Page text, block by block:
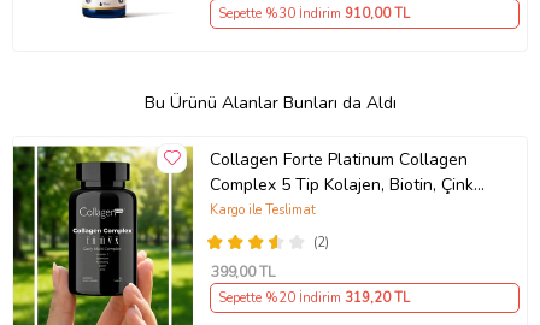
Sepette %30 İndirim 910,00 TL
Bu Ürünü Alanlar Bunları da Aldı
Collagen Forte Platinum Collagen
Complex 5 Tip Kolajen, Biotin, Çinko,
Selenyum, Vitamin C & Açai, 90
Tablet
(2)
Kargo ile Teslimat
399,00 TL
Sepette %20 İndirim 319,20 TL